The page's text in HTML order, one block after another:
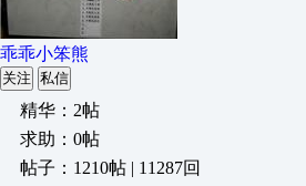
乖乖小笨熊
关注 私信
精华：2帖
求助：0帖
帖子：1210帖 | 11287回